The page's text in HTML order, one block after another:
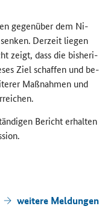
ge­gen­über dem Ni­
Der­zeit lie­gen
zeigt, dass die bis­he­ri­
Ziel schaf­fen und be­
Maß­nah­men und
Be­richt er­hal­ten
wei­te­re Mel­dun­gen